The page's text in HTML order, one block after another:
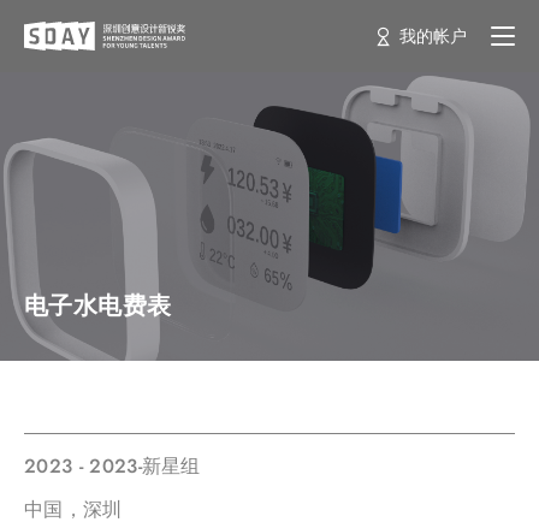
我的帐户
电子水电费表
2023 - 2023-新星组
中国，深圳